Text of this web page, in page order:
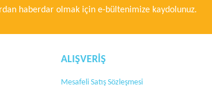
olmalı.
haberdar olmak için e-bültenimize kaydolunuz.
ALIŞVERİŞ
Mesafeli Satış Sözleşmesi